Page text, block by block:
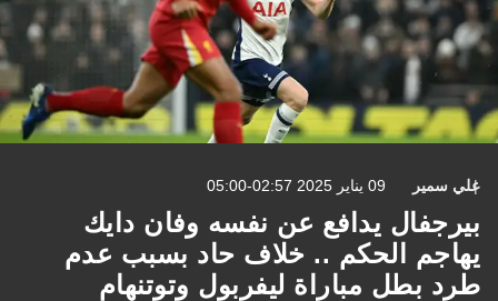
علي سمير 09 يناير 2025 02:57-05:00
بيرجفال يدافع عن نفسه وفان دايك
يهاجم الحكم .. خلاف حاد بسبب عدم
طرد بطل مباراة ليفربول وتوتنهام